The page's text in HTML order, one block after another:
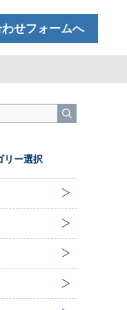
せフォームへ
リー選択